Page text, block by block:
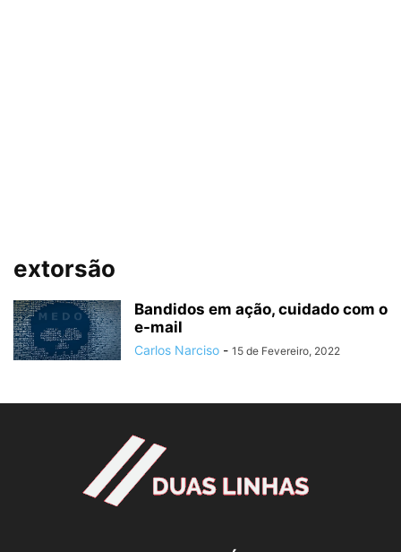
extorsão
Bandidos em ação, cuidado com o
e-mail
Carlos Narciso - 15 de Fevereiro, 2022